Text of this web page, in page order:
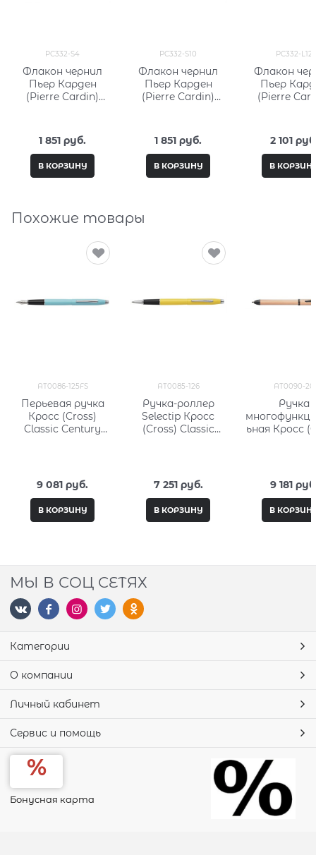
PC332-S4
Флакон чернил
Пьер Карден
(Pierre Cardin)
1 851 руб.
В КОРЗИНУ
PC332-S10
Флакон чернил
Пьер Карден
(Pierre Cardin)
1 851 руб.
В КОРЗИНУ
PC332-L12
Флакон
Пьер
(Pierre
2 101
В
Похожие товары
AT0086-125FS
Перьевая ручка
Кросс (Cross)
Classic Century
9 081 руб.
В КОРЗИНУ
AT0085-126
Ручка-роллер
Selectip Кросс
(Cross) Classic
7 251 руб.
В КОРЗИНУ
AT0090-20
Ручка
ьная Кросс
9 181
В
МЫ В СОЦ СЕТЯХ
Категории
О компании
Личный кабинет
Сервис и помощь
Бонусная карта